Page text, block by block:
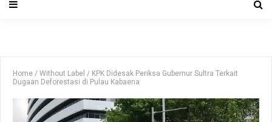
Home / Without Label / KPK Didesak Periksa Gubernur Sultra Terkait
Dugaan Deforestasi di Pulau Kabaena